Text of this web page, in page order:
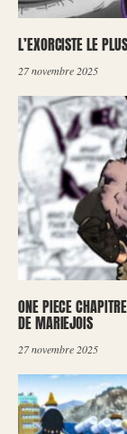
L’EXORCISTE LE
27 novembre 2025
ONE PIECE
DE MARIEJOIS
27 novembre 2025